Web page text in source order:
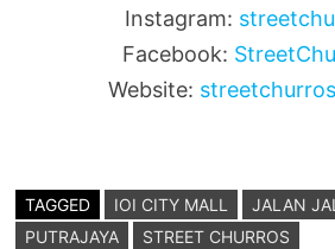
Instagram:
Facebook:
Website:
TAGGED IOI CITY MALL
JALAN
PUTRAJAYA
STREET CHURROS